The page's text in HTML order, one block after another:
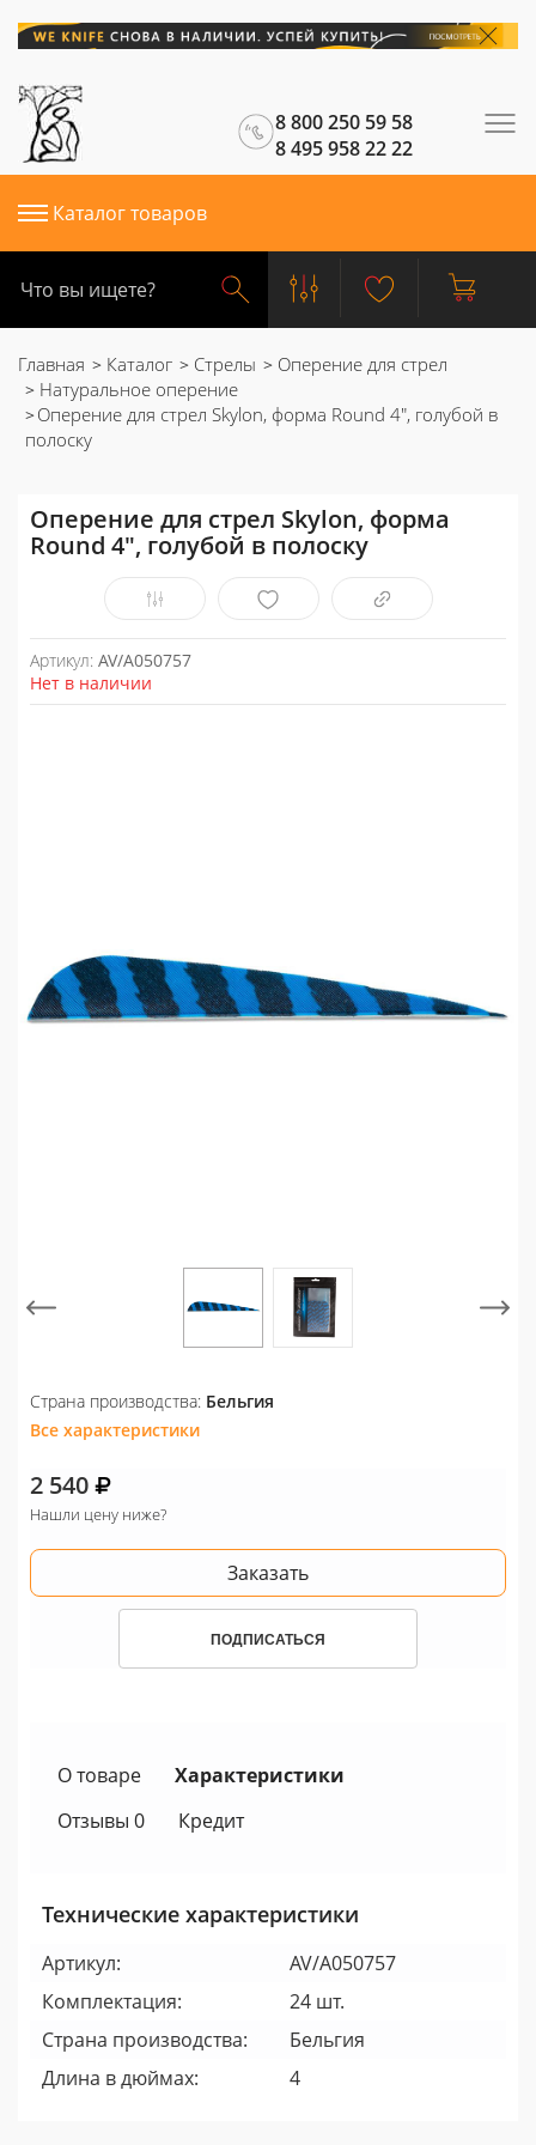
8 800 250 59 58
8 495 958 22 22
Каталог товаров
Главная Каталог Стрелы
Оперение для стрел
Натуральное оперение
Оперение для стрел Skylon, форма Round 4", голубой в
полоску
Оперение для стрел Skylon, форма
Round 4", голубой в полоску
Артикул: AV/A050757
Нет в наличии
Страна производства: Бельгия
Все характеристики
2 540
Нашли цену ниже?
Заказать
ПОДПИСАТЬСЯ
О товаре
Характеристики
Отзывы 0
Кредит
Технические характеристики
Артикул:
AV/A050757
Комплектация:
24 шт.
Страна производства:
Бельгия
Длина в дюймах:
4